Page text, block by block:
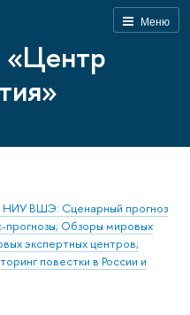
Меню
«Центр
НИУ ВШЭ: Сценарный прогноз
прогнозы; Обзоры мировых
экспертных центров;
повестки в России и